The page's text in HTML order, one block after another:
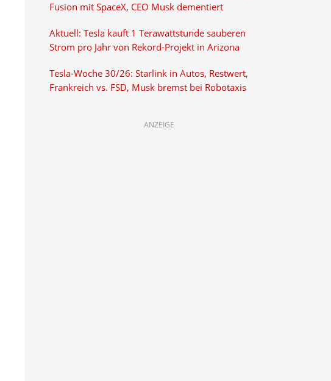
Fusion mit SpaceX, CEO Musk dementiert
Aktuell: Tesla kauft 1 Terawattstunde sauberen
Strom pro Jahr von Rekord-Projekt in Arizona
Tesla-Woche 30/26: Starlink in Autos, Restwert,
Frankreich vs. FSD, Musk bremst bei Robotaxis
ANZEIGE